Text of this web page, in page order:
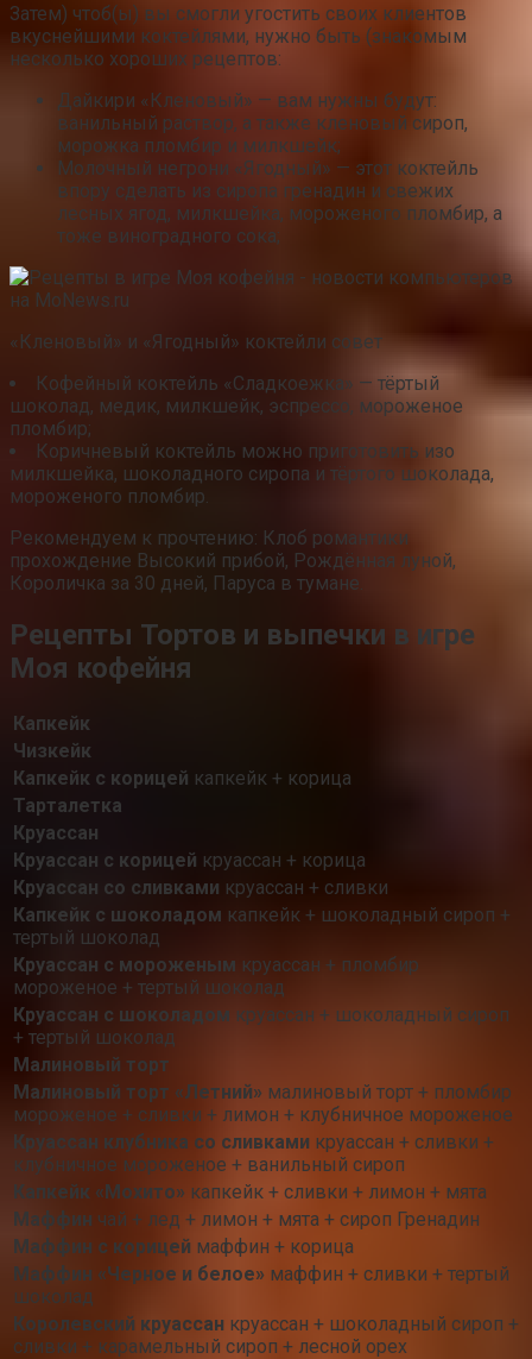
Затем) чтоб(ы) вы смогли угостить своих клиентов
вкуснейшими коктейлями, нужно быть (знакомым
несколько хороших рецептов:
Дайкири «Кленовый» — вам нужны будут:
ванильный раствор, а также кленовый сироп,
морожка пломбир и милкшейк;
Молочный негрони «Ягодный» — этот коктейль
впору сделать из сиропа гренадин и свежих
лесных ягод, милкшейка, мороженого пломбир, а
тоже виноградного сока;
«Кленовый» и «Ягодный» коктейли совет
Кофейный коктейль «Сладкоежка» — тёртый
шоколад, медик, милкшейк, эспрессо, мороженое
пломбир;
Коричневый коктейль можно приготовить изо
милкшейка, шоколадного сиропа и тёртого шоколада,
мороженого пломбир.
Рекомендуем к прочтению: Клоб романтики
прохождение Высокий прибой, Рождённая луной,
Короличка за 30 дней, Паруса в тумане.
Рецепты Тортов и выпечки в игре
Моя кофейня
Капкейк
Чизкейк
Капкейк с корицей капкейк + корица
Тарталетка
Круассан
Круассан с корицей круассан + корица
Круассан со сливками круассан + сливки
Капкейк с шоколадом капкейк + шоколадный сироп +
тертый шоколад
Круассан с мороженым круассан + пломбир
мороженое + тертый шоколад
Круассан с шоколадом круассан + шоколадный сироп
+ тертый шоколад
Малиновый торт
Малиновый торт «Летний» малиновый торт + пломбир
мороженое + сливки + лимон + клубничное мороженое
Круассан клубника со сливками круассан + сливки +
клубничное мороженое + ванильный сироп
Капкейк «Мохито» капкейк + сливки + лимон + мята
Маффин чай + лед + лимон + мята + сироп Гренадин
Маффин с корицей маффин + корица
Маффин «Черное и белое» маффин + сливки + тертый
шоколад
Королевский круассан круассан + шоколадный сироп +
сливки + карамельный сироп + лесной орех